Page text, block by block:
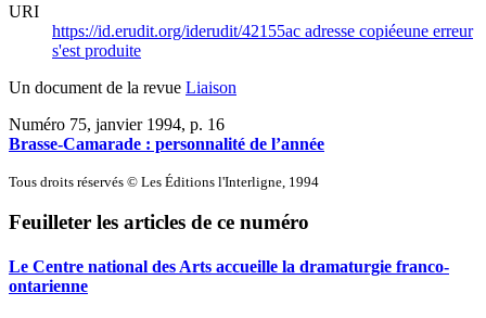
URI
https://id.erudit.org/iderudit/42155ac adresse copiéeune erreur
s'est produite
Un document de la revue Liaison
Numéro 75, janvier 1994, p. 16
Brasse-Camarade : personnalité de l’année
Tous droits réservés © Les Éditions l'Interligne, 1994
Feuilleter les articles de ce numéro
Le Centre national des Arts accueille la dramaturgie franco-
ontarienne